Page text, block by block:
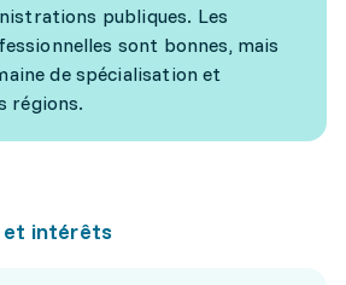
publiques. Les
sont bonnes, mais
de spécialisation et
régions.
et intérêts